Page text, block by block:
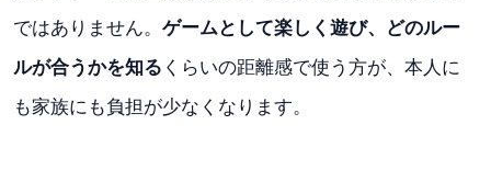
ではありません。 ゲームとして楽しく遊び、どのルー
ルが合うかを知る くらいの距離感で使う方が、本人に
も家族にも負担が少なくなります。